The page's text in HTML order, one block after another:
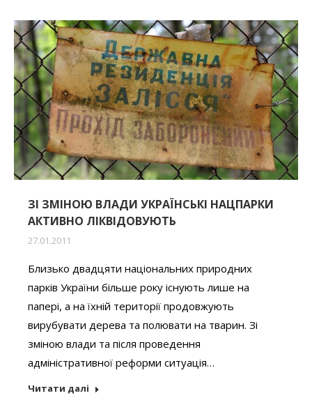
ЗІ ЗМІНОЮ ВЛАДИ УКРАЇНСЬКІ НАЦПАРКИ
АКТИВНО ЛІКВІДОВУЮТЬ
27.01.2011
Близько двадцяти національних природних
парків України більше року існують лише на
папері, а на їхній території продовжують
вирубувати дерева та полювати на тварин. Зі
зміною влади та після проведення
адміністративної реформи ситуація…
Читати далі